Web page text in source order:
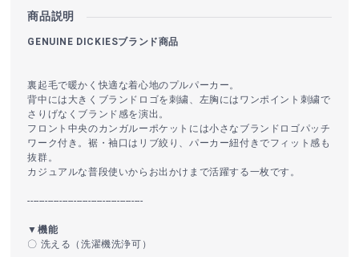
商品説明
GENUINE DICKIESブランド商品
裏起毛で暖かく快適な着心地のプルパーカー。
背中には大きくブランドロゴを刺繍、左胸にはワンポイント刺繍で
さりげなくブランド感を演出。
フロント中央のカンガルーポケットには小さなブランドロゴパッチ
ワーク付き。裾・袖口はリブ絞り、パーカー紐付きでフィット感も
抜群。
カジュアルな普段使いからお出かけまで活躍する一枚です。
----------------------------------------
▼機能
〇 洗える（洗濯機洗浄可）